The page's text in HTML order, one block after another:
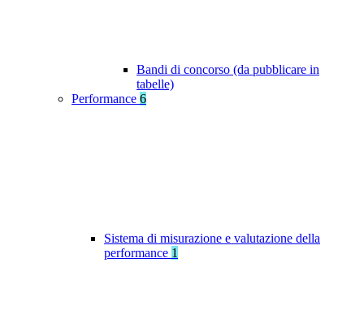
Bandi di concorso (da pubblicare in
tabelle)
Performance 6
Sistema di misurazione e valutazione della
performance 1